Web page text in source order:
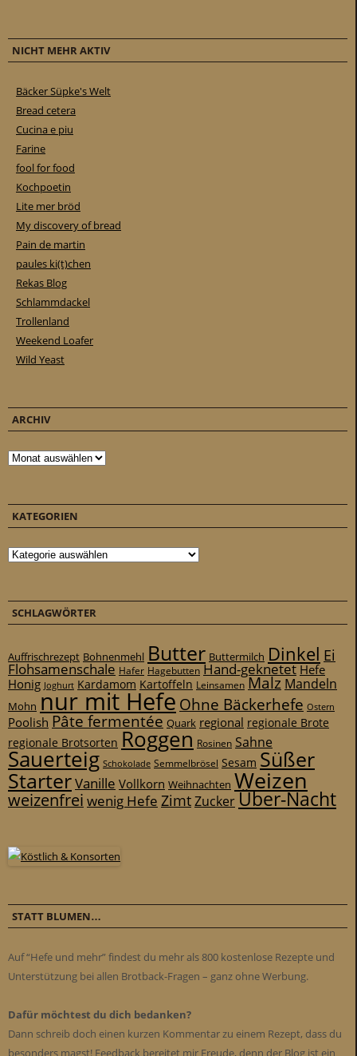
NICHT MEHR AKTIV
Bäcker Süpke's Welt
Bread cetera
Cucina e piu
Farine
fool for food
Kochpoetin
Lite mer bröd
My discovery of bread
Pain de martin
paules ki(t)chen
Rekas Blog
Schlammdackel
Trollenland
Weekend Loafer
Wild Yeast
ARCHIV
Archiv
KATEGORIEN
Kategorien
SCHLAGWÖRTER
Auffrischrezept Bohnenmehl Butter Buttermilch Dinkel Ei
Flohsamenschale Hafer Hagebutten Hand-geknetet Hefe
Honig Joghurt Kardamom Kartoffeln Leinsamen Malz Mandeln
Mohn nur mit Hefe Ohne Bäckerhefe Ostern
Poolish Pâte fermentée Quark regional regionale Brote
regionale Brotsorten Roggen Rosinen Sahne
Sauerteig Schokolade Semmelbrösel Sesam Süßer
StarterVanille Vollkorn Weihnachten Weizen
weizenfrei wenig Hefe ZimtZuckerÜber-Nacht
STATT BLUMEN…
Auf “Hefe und mehr” findest du mehr als 800 kostenlose Rezepte und
Unterstützung bei allen Brotback-Fragen – ganz ohne Werbung.
Dafür möchtest du dich bedanken?
Dann schreib doch einen kurzen Kommentar zu einem Rezept, dass du